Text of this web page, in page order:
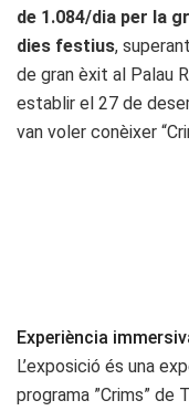
de 1.084/dia per la
dies festius,
de gran èxit al Palau
establir el 27 de
van voler conèixer
Experiència
L’exposició és una
programa ”Crims” de